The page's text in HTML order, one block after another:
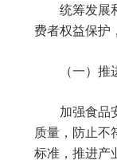
统筹发展
费者权益保护
（一）
加强食品
质量，防止不
标准，推进产